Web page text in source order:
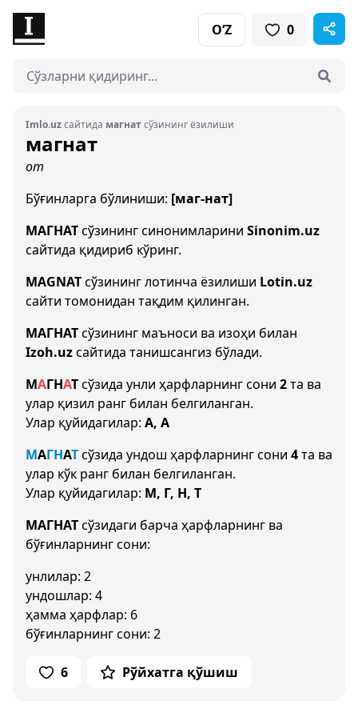
O‘Z 0
Imlo.uzсайтида магнатсўзининг ёзилиши
магнат
от
Бўғинларга бўлиниши: [маг-нат]
МАГНАТсўзининг синонимларини Sinonim.uz
сайтида қидириб кўринг.
MAGNATсўзининг лотинча ёзилиши Lotin.uz
сайти томонидан тақдим қилинган.
МАГНАТсўзининг маъноси ва изоҳи билан
Izoh.uzсайтида танишсангиз бўлади.
МАГНАТсўзида унли ҳарфларнинг сони 2та ва
улар қизил ранг билан белгиланган.
Улар қуйидагилар: А, А
МАГНАТсўзида ундош ҳарфларнинг сони 4та ва
улар кўк ранг билан белгиланган.
Улар қуйидагилар: М, Г, Н, Т
МАГНАТсўзидаги барча ҳарфларнинг ва
бўғинларнинг сони:
унлилар: 2
ундошлар: 4
ҳамма ҳарфлар: 6
бўғинларнинг сони: 2
6 Рўйхатга қўшиш